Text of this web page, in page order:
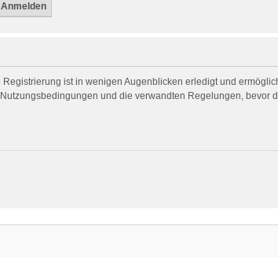
ist in wenigen Augenblicken erledigt und
und die verwandten Regelungen,